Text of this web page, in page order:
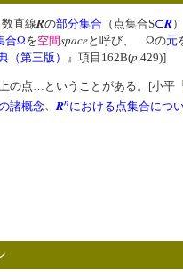
直線Rの部分集合 （点集合S⊂R
合Ωを空間spaceと呼び、 Ωの元
（第三版） 』項目162B(p.429)]
の点…ということがある。[小平
諸概念、 Rnにおける点集合につ